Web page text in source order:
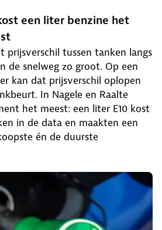
een liter benzine het
prijsverschil tussen tanken langs
de snelweg zo groot. Op een
kan dat prijsverschil oplopen
In Nagele en Raalte
het meest: een liter E10 kost
in de data en maakten een
én de duurste